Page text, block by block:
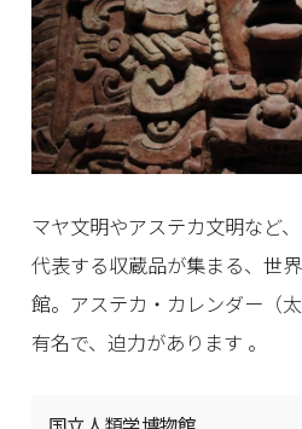
マヤ文明やアステカ文明など
代表する収蔵品が集まる、世
館。アステカ・カレンダー（
有名で、迫力があります 。